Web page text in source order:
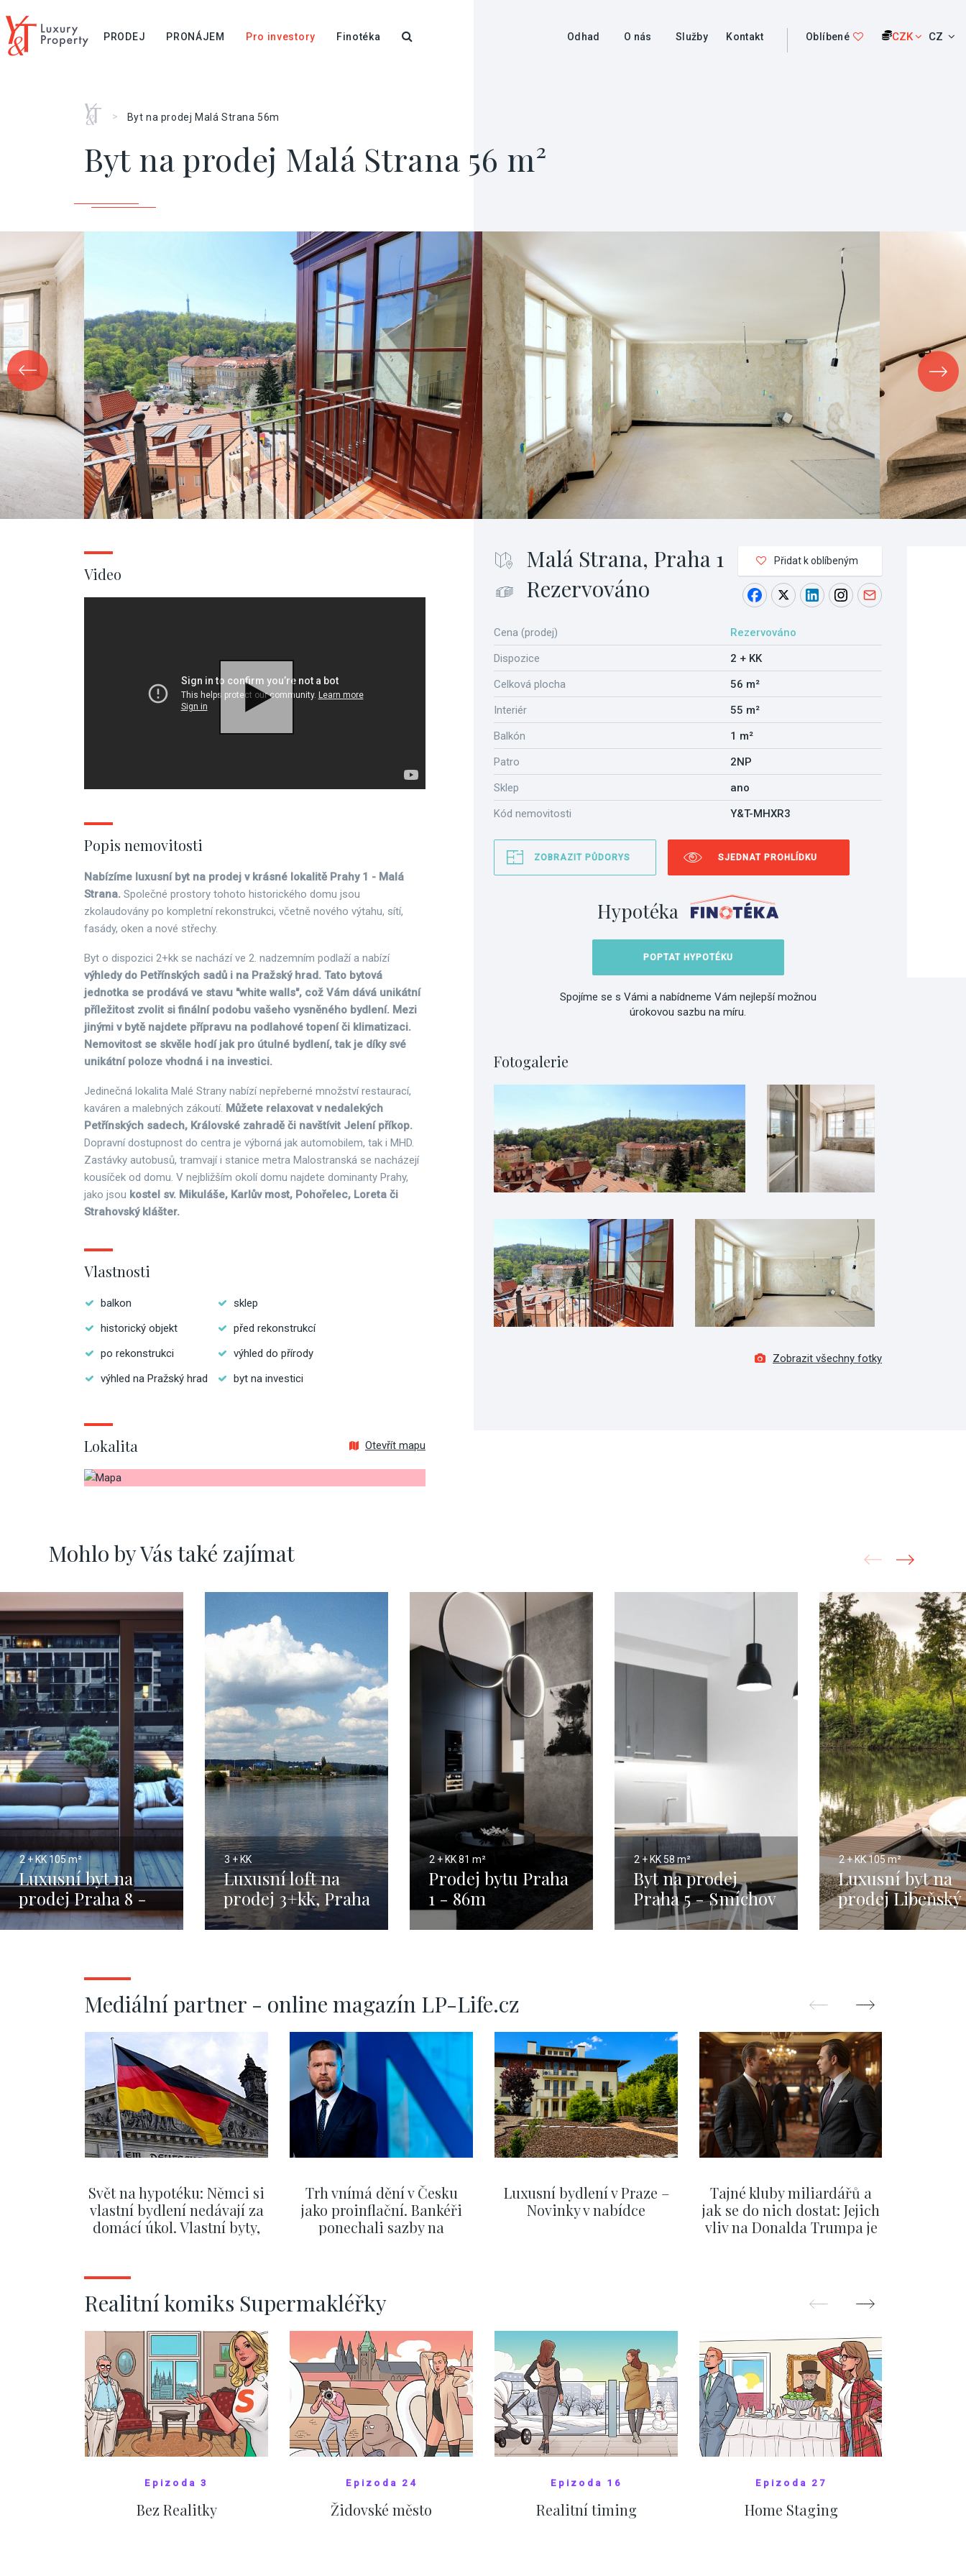
PRODEJ PRONÁJEM Pro investory Finotéka Odhad O nás Služby Kontakt Oblíbené CZK CZ
Home
> Byt na prodej Malá Strana 56m
Byt na prodej Malá Strana 56 m²
Malá Strana, Praha 1
Rezervováno
Přidat k oblíbeným
Cena (prodej)
Rezervováno
Dispozice
2 + KK
Celková plocha
56 m²
Interiér
55 m²
Balkón
1 m²
Patro
2NP
Sklep
ano
Kód nemovitosti
Y&T-MHXR3
ZOBRAZIT PŮDORYS SJEDNAT PROHLÍDKU
Hypotéka
POPTAT HYPOTÉKU
Spojíme se s Vámi a nabídneme Vám nejlepší možnou
úrokovou sazbu na míru.
Fotogalerie
Zobrazit všechny fotky
Video
Popis nemovitosti
Nabízíme luxusní byt na prodej v krásné lokalitě Prahy 1 - Malá
Strana. Společné prostory tohoto historického domu jsou
zkolaudovány po kompletní rekonstrukci, včetně nového výtahu, sítí,
fasády, oken a nové střechy.
Byt o dispozici 2+kk se nachází ve 2. nadzemním podlaží a nabízí
výhledy do Petřínských sadů i na Pražský hrad. Tato bytová
jednotka se prodává ve stavu "white walls", což Vám dává unikátní
příležitost zvolit si finální podobu vašeho vysněného bydlení. Mezi
jinými v bytě najdete přípravu na podlahové topení či klimatizaci.
Nemovitost se skvěle hodí jak pro útulné bydlení, tak je díky své
unikátní poloze vhodná i na investici.
Jedinečná lokalita Malé Strany nabízí nepřeberné množství restaurací,
kaváren a malebných zákoutí. Můžete relaxovat v nedalekých
Petřínských sadech, Královské zahradě či navštívit Jelení příkop.
Dopravní dostupnost do centra je výborná jak automobilem, tak i MHD.
Zastávky autobusů, tramvají i stanice metra Malostranská se nacházejí
kousíček od domu. V nejbližším okolí domu najdete dominanty Prahy,
jako jsou kostel sv. Mikuláše, Karlův most, Pohořelec, Loreta či
Strahovský klášter.
Vlastnosti
balkon
sklep
historický objekt
před rekonstrukcí
po rekonstrukci
výhled do přírody
výhled na Pražský hrad
byt na investici
Lokalita Otevřít mapu
Mohlo by Vás také zajímat
2 + KK 105 m²
Luxusní byt na
prodej Praha 8 -
105m
3 + KK
Luxusní loft na
prodej 3+kk, Praha
Modřany - 80 m²
2 + KK81 m²
Prodej bytu Praha
1 - 86m
2 + KK 58 m²
Byt na prodej
Praha 5 - Smíchov
58m
2 + KK105 m²
Luxusní byt na
prodej Libeňský
ostrov - 105m
Mediální partner - online magazín LP-Life.cz
Svět na hypotéku: Němci si
vlastní bydlení nedávají za
domácí úkol. Vlastní byty,
Trh vnímá dění v Česku
jako proinflační. Bankéři
ponechali sazby na
Luxusní bydlení v Praze –
Novinky v nabídce
Tajné kluby miliardářů a
jak se do nich dostat: Jejich
vliv na Donalda Trumpa je
Realitní komiks Supermakléřky
Epizoda 3
Bez Realitky
Epizoda 24
Židovské město
Epizoda 16
Realitní timing
Epizoda 27
Home Staging